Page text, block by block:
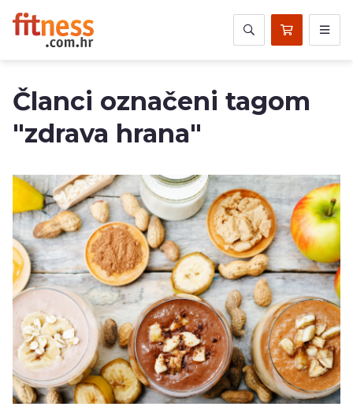
Članci označeni tagom
"zdrava hrana"